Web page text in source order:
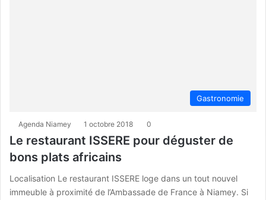
Gastronomie
Agenda Niamey 1 octobre 2018 0
Le restaurant ISSERE pour déguster de
bons plats africains
Localisation Le restaurant ISSERE loge dans un tout nouvel
immeuble à proximité de l’Ambassade de France à Niamey. Si